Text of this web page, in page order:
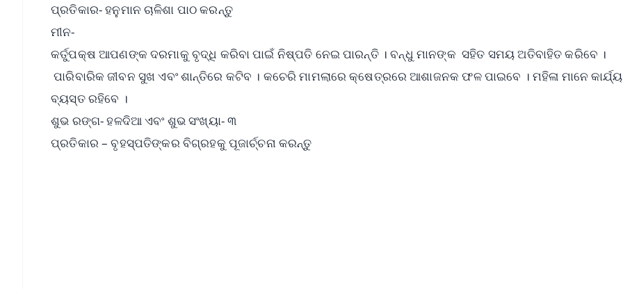
ପ୍ରତିକାର- ହନୁମାନ ଚାଳିଶା ପାଠ କରନ୍ତୁ
ମୀନ-
କର୍ତୁପକ୍ଷ ଆପଣଙ୍କ ଦରମାକୁ ବୃଦ୍ଧି କରିବା ପାଇଁ ନିଷ୍ପତି ନେଇ ପାରନ୍ତି । ବନ୍ଧୁ ମାନଙ୍କ ସହିତ ସମୟ ଅତିବାହିତ କରିବେ ।
ପାରିବାରିକ ଜୀବନ ସୁଖ ଏବଂ ଶାନ୍ତିରେ କଟିବ । କଚେରି ମାମଲାରେ କ୍ଷେତ୍ରରେ ଆଶାଜନକ ଫଳ ପାଇବେ । ମହିଳା ମାନେ କାର୍ଯ୍ୟ
ବ୍ୟସ୍ତ ରହିବେ ।
ଶୁଭ ରଙ୍ଗ- ହଳଦିଆ ଏବଂ ଶୁଭ ସଂଖ୍ୟା- ୩
ପ୍ରତିକାର – ବୃହସ୍ପତିଙ୍କର ବିଗ୍ରହକୁ ପୂଜାର୍ଚ୍ଚନା କରନ୍ତୁ